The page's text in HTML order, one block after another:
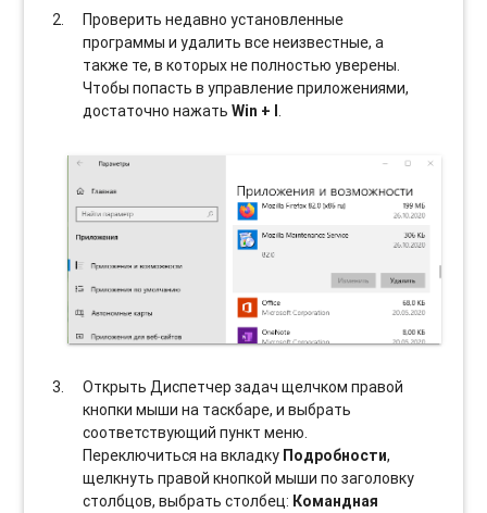
Проверить недавно установленные
программы и удалить все неизвестные, а
также те, в которых не полностью уверены.
Чтобы попасть в управление приложениями,
достаточно нажатьWin + I.
Открыть Диспетчер задач щелчком правой
кнопки мыши на таскбаре, и выбрать
соотвeтствующий пункт меню.
Переключиться на вкладку Подробности,
щелкнуть правой кнопкой мыши по заголовку
столбцов, выбрать столбец: Командная